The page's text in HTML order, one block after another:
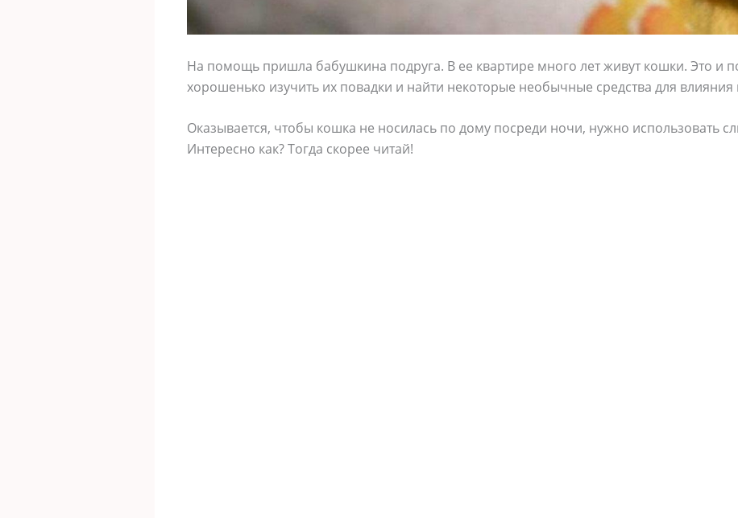
На помощь пришла бабушкина подруга. В ее квартире много лет живут кошки. Это и
хорошенько изучить их повадки и найти некоторые необычные средства для влияния
Оказывается, чтобы кошка не носилась по дому посреди ночи, нужно использовать
Интересно как? Тогда скорее читай!